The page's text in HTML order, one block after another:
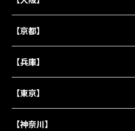
【京都】
【兵庫】
【東京】
【神奈川】